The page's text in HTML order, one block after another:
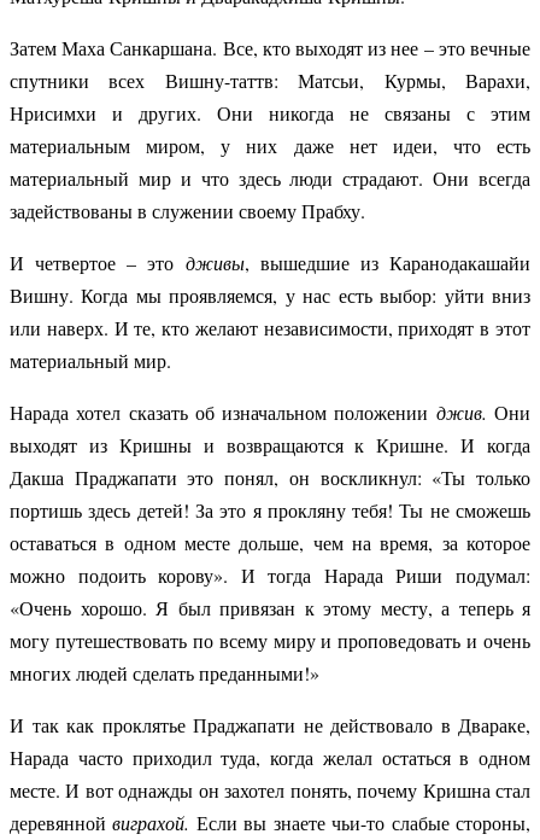
Затем Маха Санкаршана. Все, кто выходят из нее – это вечные
спутники всех Вишну-таттв: Матсьи, Курмы, Варахи,
Нрисимхи и других. Они никогда не связаны с этим
материальным миром, у них даже нет идеи, что есть
материальный мир и что здесь люди страдают. Они всегда
задействованы в служении своему Прабху.
И четвертое – это дживы, вышедшие из Каранодакашайи
Вишну. Когда мы проявляемся, у нас есть выбор: уйти вниз
или наверх. И те, кто желают независимости, приходят в этот
материальный мир.
Нарада хотел сказать об изначальном положении джив.Они
выходят из Кришны и возвращаются к Кришне. И когда
Дакша Праджапати это понял, он воскликнул: «Ты только
портишь здесь детей! За это я прокляну тебя! Ты не сможешь
оставаться в одном месте дольше, чем на время, за которое
можно подоить корову». И тогда Нарада Риши подумал:
«Очень хорошо. Я был привязан к этому месту, а теперь я
могу путешествовать по всему миру и проповедовать и очень
многих людей сделать преданными!»
И так как проклятье Праджапати не действовало в Двараке,
Нарада часто приходил туда, когда желал остаться в одном
месте. И вот однажды он захотел понять, почему Кришна стал
деревяннойвиграхой. Если вы знаете чьи-то слабые стороны,